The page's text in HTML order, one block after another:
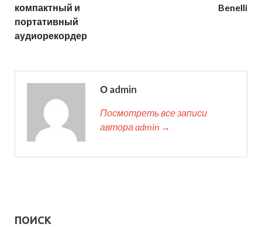
компактный и
портативный
аудиорекордер
Benelli
О admin
Посмотреть все записи
автора admin →
ПОИСК